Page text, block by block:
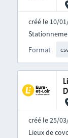
créé le 10/
Format
créé le 25/
Lieux de